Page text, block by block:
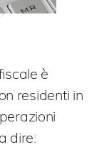
è
residenti in
dire: